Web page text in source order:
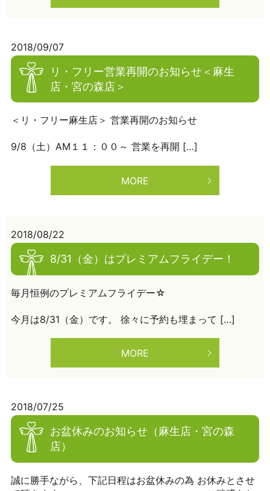
2018/09/07
リ・フリー営業再開のお知らせ＜麻生
店・宮の森店＞
＜リ・フリー麻生店＞ 営業再開のお知らせ
9/8（土）AM１１：００～ 営業を再開 […]
MORE
2018/08/22
8/31（金）はプレミアムフライデー！
毎月恒例のプレミアムフライデー☆
今月は8/31（金）です。 徐々に予約も埋まって […]
MORE
2018/07/25
お盆休みのお知らせ（麻生店・宮の森
店）
誠に勝手ながら、下記日程はお盆休みの為 お休みとさせ